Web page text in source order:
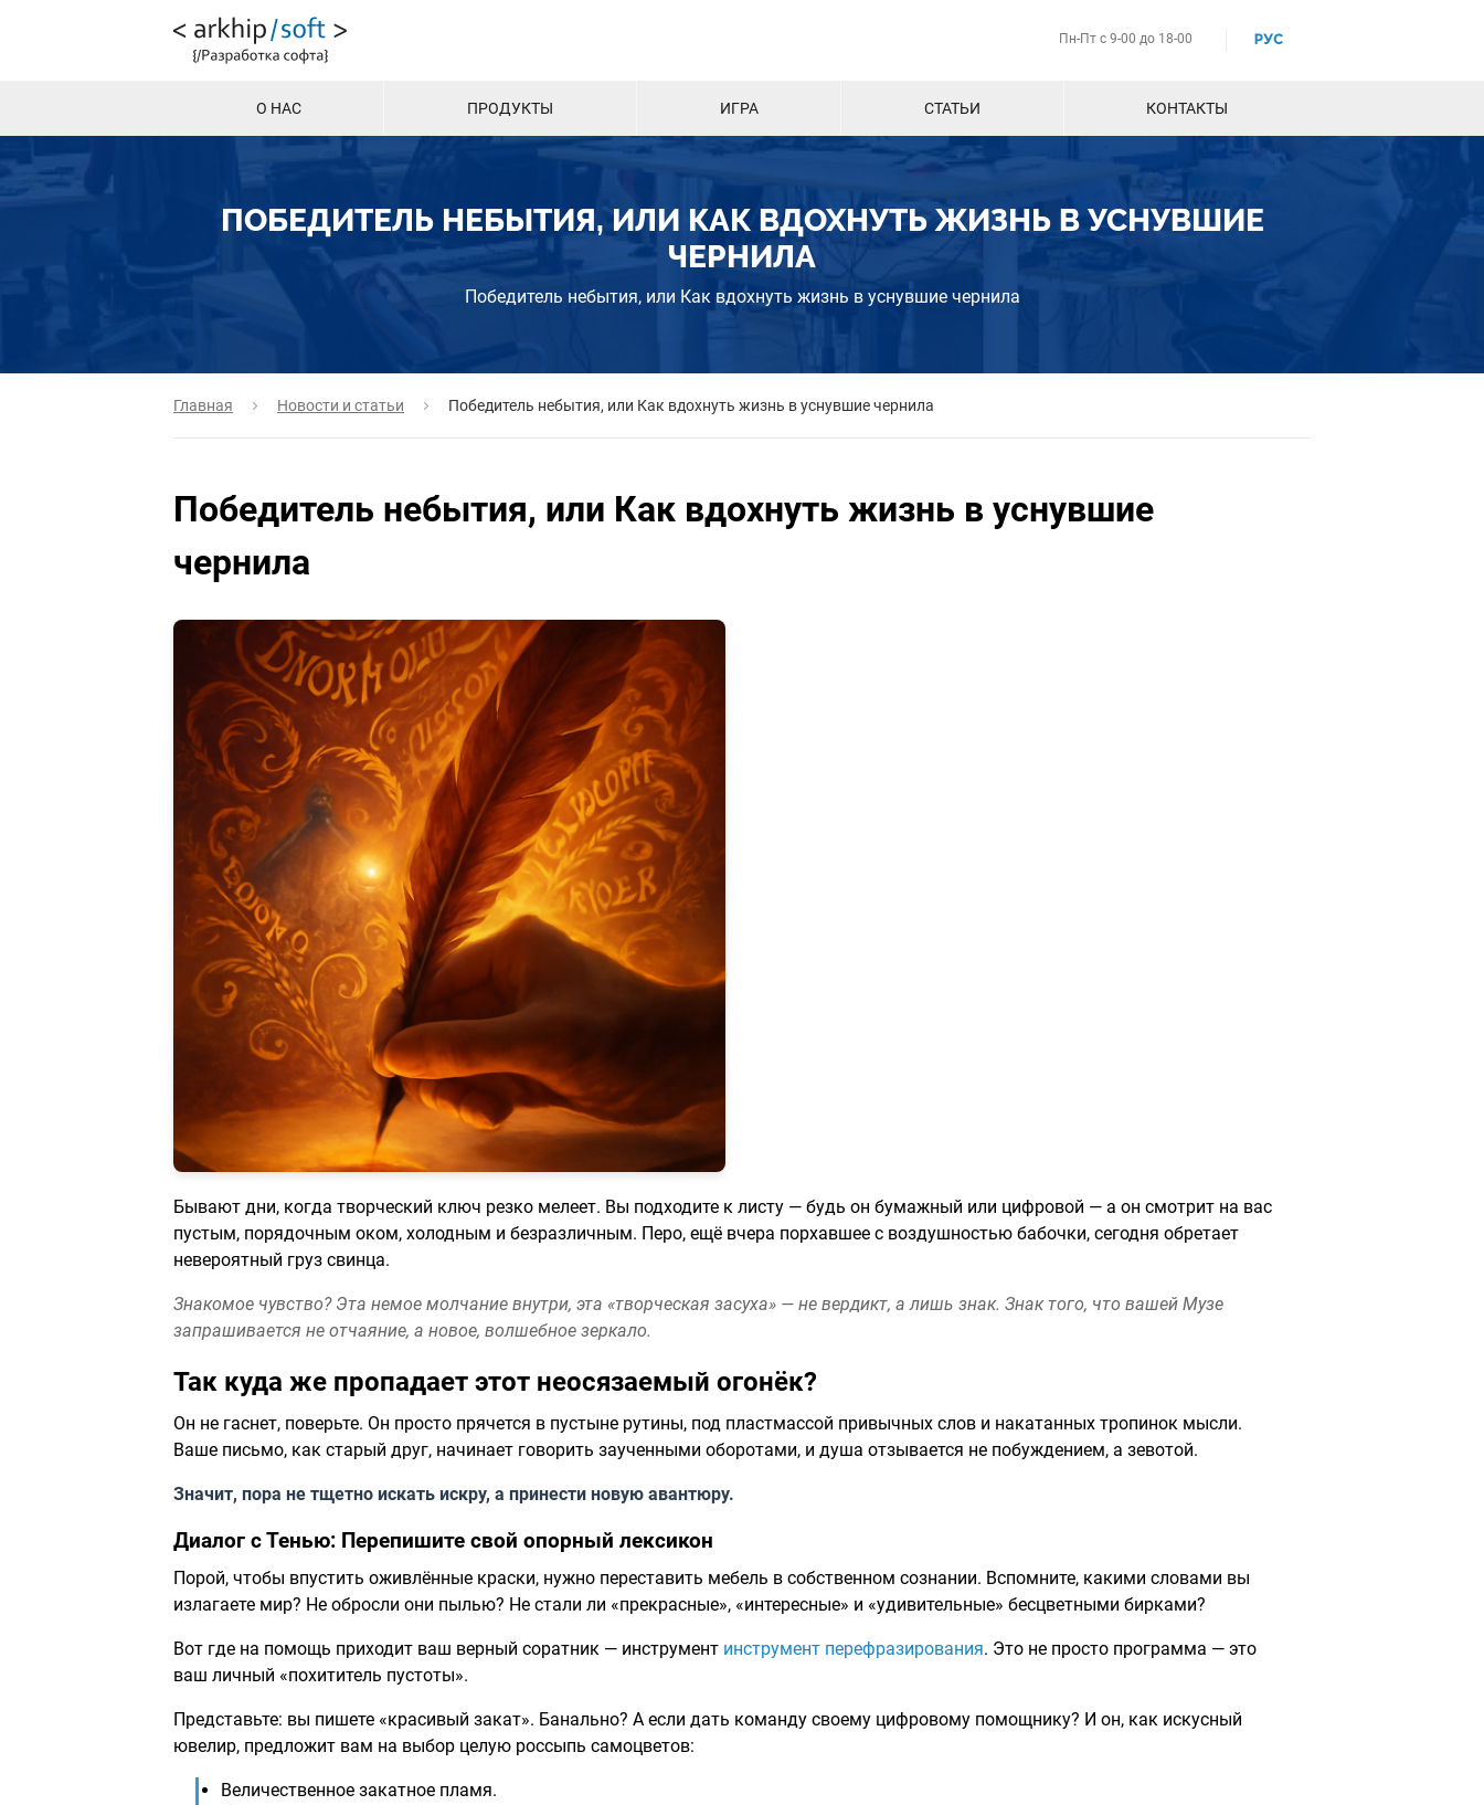
Пн-Пт с 9-00 до 18-00 РУС
О НАС ПРОДУКТЫ ИГРА СТАТЬИ КОНТАКТЫ
ПОБЕДИТЕЛЬ НЕБЫТИЯ, ИЛИ КАК ВДОХНУТЬ ЖИЗНЬ В УСНУВШИЕ
ЧЕРНИЛА
Победитель небытия, или Как вдохнуть жизнь в уснувшие чернила
Главная Новости и статьи Победитель небытия, или Как вдохнуть жизнь в уснувшие чернила
Победитель небытия, или Как вдохнуть жизнь в уснувшие
чернила
Бывают дни, когда творческий ключ резко мелеет. Вы подходите к листу — будь он бумажный или цифровой — а он смотрит на вас
пустым, порядочным оком, холодным и безразличным. Перо, ещё вчера порхавшее с воздушностью бабочки, сегодня обретает
невероятный груз свинца.
Знакомое чувство? Эта немое молчание внутри, эта «творческая засуха» — не вердикт, а лишь знак. Знак того, что вашей Музе
запрашивается не отчаяние, а новое, волшебное зеркало.
Так куда же пропадает этот неосязаемый огонёк?
Он не гаснет, поверьте. Он просто прячется в пустыне рутины, под пластмассой привычных слов и накатанных тропинок мысли.
Ваше письмо, как старый друг, начинает говорить заученными оборотами, и душа отзывается не побуждением, а зевотой.
Значит, пора не тщетно искать искру, а принести новую авантюру.
Диалог с Тенью: Перепишите свой опорный лексикон
Порой, чтобы впустить оживлённые краски, нужно переставить мебель в собственном сознании. Вспомните, какими словами вы
излагаете мир? Не обросли они пылью? Не стали ли «прекрасные», «интересные» и «удивительные» бесцветными бирками?
Вот где на помощь приходит ваш верный соратник — инструмент инструмент перефразирования. Это не просто программа — это
ваш личный «похититель пустоты».
Представьте: вы пишете «красивый закат». Банально? А если дать команду своему цифровому помощнику? И он, как искусный
ювелир, предложит вам на выбор целую россыпь самоцветов:
Величественное закатное пламя.